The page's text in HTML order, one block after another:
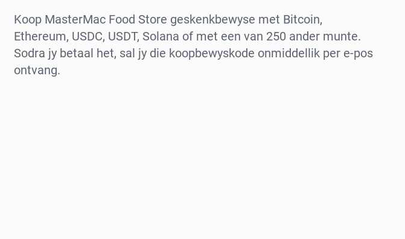
Koop MasterMac Food Store geskenkbewyse met Bitcoin,
Ethereum, USDC, USDT, Solana of met een van 250 ander munte.
Sodra jy betaal het, sal jy die koopbewyskode onmiddellik per e-pos
ontvang.